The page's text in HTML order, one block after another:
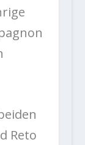
Reto